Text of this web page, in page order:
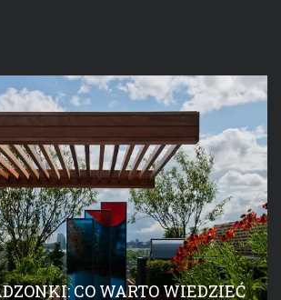
CO WARTO WIEDZIEĆ